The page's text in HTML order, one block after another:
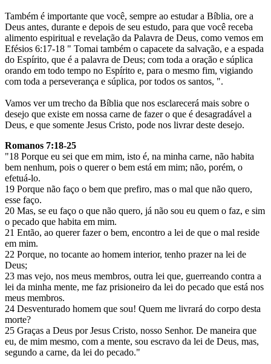
Também é importante que você, sempre ao estudar a Bíblia, ore a
Deus antes, durante e depois de seu estudo, para que você receba
alimento espiritual e revelação da Palavra de Deus, como vemos em
Efésios 6:17-18 " Tomai também o capacete da salvação, e a espada
do Espírito, que é a palavra de Deus; com toda a oração e súplica
orando em todo tempo no Espírito e, para o mesmo fim, vigiando
com toda a perseverança e súplica, por todos os santos, ".
Vamos ver um trecho da Bíblia que nos esclarecerá mais sobre o
desejo que existe em nossa carne de fazer o que é desagradável a
Deus, e que somente Jesus Cristo, pode nos livrar deste desejo.
Romanos 7:18-25
"18 Porque eu sei que em mim, isto é, na minha carne, não habita
bem nenhum, pois o querer o bem está em mim; não, porém, o
efetuá-lo.
19 Porque não faço o bem que prefiro, mas o mal que não quero,
esse faço.
20 Mas, se eu faço o que não quero, já não sou eu quem o faz, e sim
o pecado que habita em mim.
21 Então, ao querer fazer o bem, encontro a lei de que o mal reside
em mim.
22 Porque, no tocante ao homem interior, tenho prazer na lei de
Deus;
23 mas vejo, nos meus membros, outra lei que, guerreando contra a
lei da minha mente, me faz prisioneiro da lei do pecado que está nos
meus membros.
24 Desventurado homem que sou! Quem me livrará do corpo desta
morte?
25 Graças a Deus por Jesus Cristo, nosso Senhor. De maneira que
eu, de mim mesmo, com a mente, sou escravo da lei de Deus, mas,
segundo a carne, da lei do pecado."